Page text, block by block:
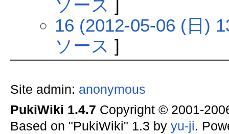
ソース ]
16 (2012-05-06 (日)
ソース ]
Site admin: anonymous
PukiWiki 1.4.7 Copyright © 2001-
Based on "PukiWiki" 1.3 by yu-ji.